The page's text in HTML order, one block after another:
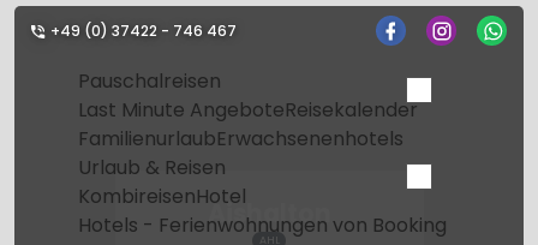
+49 (0) 37422 - 746 467
Pauschalreisen
Last Minute AngeboteReisekalender
FamilienurlaubErwachsenenhotels
Urlaub & Reisen
KombireisenHotel
Hotels - Ferienwohnungen von Booking
Aishalton
AHL